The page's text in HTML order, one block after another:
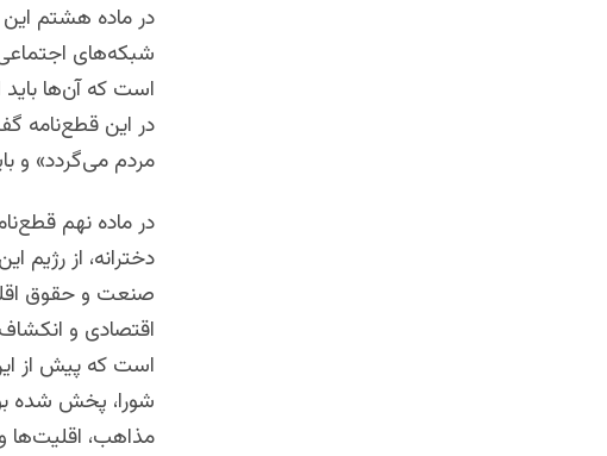
در ماده هشتم
شبکه‌های اجتماعی
است که آن‌ها
در این قطع‌نامه
مردم می‌گردد» و
در ماده نهم
دخترانه، از
صنعت و حقوق
اقتصادی و
است که پیش از
شورا، پخش شده
مذاهب،